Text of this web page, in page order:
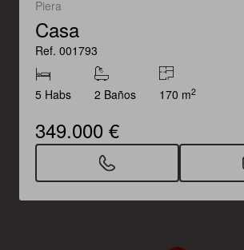
Piera
Casa
Ref. 001793
5 Habs 2 Baños 170 m2
349.000 €